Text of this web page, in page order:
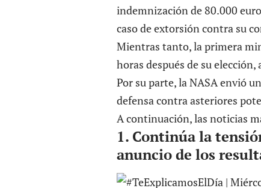
indemnización de 80.000
caso de extorsión contra su
Mientras tanto, la primera
horas después de su
Por su parte, la NASA envió
defensa contra asteriores
A continuación, las noticias
1. Continúa la
anuncio de los